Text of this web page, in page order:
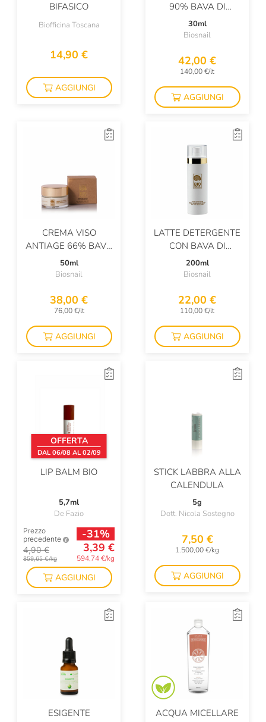
BIFASICO
Biofficina Toscana
14,90 €
AGGIUNGI
90% BAVA DI
LUMACA
30ml
Biosnail
42,00 €
140,00 €/lt
AGGIUNGI
CREMA VISO
ANTIAGE 66% BAVA
DI LUMACA
50ml
Biosnail
38,00 €
76,00 €/lt
AGGIUNGI
LATTE DETERGENTE
CON BAVA DI
LUMACA
200ml
Biosnail
22,00 €
110,00 €/lt
AGGIUNGI
OFFERTA
DAL 06/08 AL 02/09
LIP BALM BIO
5,7ml
De Fazio
Prezzo
precedente
4,90 €
859,65 €/kg
-31%
3,39 €
594,74 €/kg
AGGIUNGI
STICK LABBRA ALLA
CALENDULA
5g
Dott. Nicola Sostegno
7,50 €
1.500,00 €/kg
AGGIUNGI
ESIGENTE
ACQUA MICELLARE